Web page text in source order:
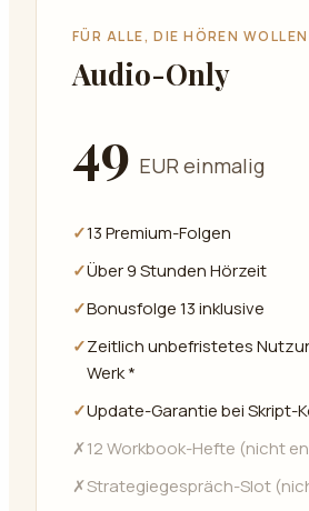
FÜR ALLE, DIE HÖREN WOLLEN
Audio-Only
49 EUR einmalig
✓13 Premium-Folgen
✓Über 9 Stunden Hörzeit
✓Bonusfolge 13 inklusive
✓Zeitlich unbefristetes
Werk *
✓Update-Garantie bei Skript-
✗12 Workbook-Hefte (nicht
✗Strategiegespräch-Slot